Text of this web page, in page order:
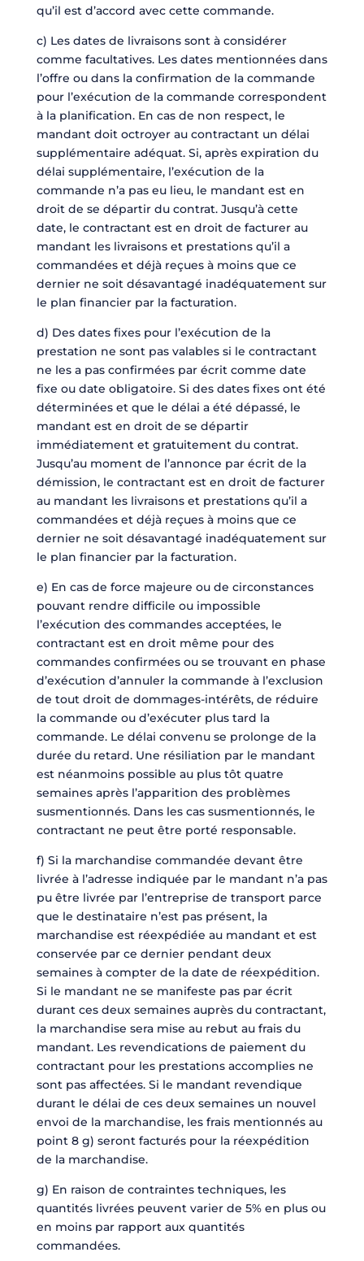
qu’il est d’accord avec cette commande.
c) Les dates de livraisons sont à considérer
comme facultatives. Les dates mentionnées dans
l’offre ou dans la confirmation de la commande
pour l’exécution de la commande correspondent
à la planification. En cas de non respect, le
mandant doit octroyer au contractant un délai
supplémentaire adéquat. Si, après expiration du
délai supplémentaire, l’exécution de la
commande n’a pas eu lieu, le mandant est en
droit de se départir du contrat. Jusqu’à cette
date, le contractant est en droit de facturer au
mandant les livraisons et prestations qu’il a
commandées et déjà reçues à moins que ce
dernier ne soit désavantagé inadéquatement sur
le plan financier par la facturation.
d) Des dates fixes pour l’exécution de la
prestation ne sont pas valables si le contractant
ne les a pas confirmées par écrit comme date
fixe ou date obligatoire. Si des dates fixes ont été
déterminées et que le délai a été dépassé, le
mandant est en droit de se départir
immédiatement et gratuitement du contrat.
Jusqu’au moment de l’annonce par écrit de la
démission, le contractant est en droit de facturer
au mandant les livraisons et prestations qu’il a
commandées et déjà reçues à moins que ce
dernier ne soit désavantagé inadéquatement sur
le plan financier par la facturation.
e) En cas de force majeure ou de circonstances
pouvant rendre difficile ou impossible
l’exécution des commandes acceptées, le
contractant est en droit même pour des
commandes confirmées ou se trouvant en phase
d’exécution d’annuler la commande à l’exclusion
de tout droit de dommages-intérêts, de réduire
la commande ou d’exécuter plus tard la
commande. Le délai convenu se prolonge de la
durée du retard. Une résiliation par le mandant
est néanmoins possible au plus tôt quatre
semaines après l’apparition des problèmes
susmentionnés. Dans les cas susmentionnés, le
contractant ne peut être porté responsable.
f) Si la marchandise commandée devant être
livrée à l’adresse indiquée par le mandant n’a pas
pu être livrée par l’entreprise de transport parce
que le destinataire n’est pas présent, la
marchandise est réexpédiée au mandant et est
conservée par ce dernier pendant deux
semaines à compter de la date de réexpédition.
Si le mandant ne se manifeste pas par écrit
durant ces deux semaines auprès du contractant,
la marchandise sera mise au rebut au frais du
mandant. Les revendications de paiement du
contractant pour les prestations accomplies ne
sont pas affectées. Si le mandant revendique
durant le délai de ces deux semaines un nouvel
envoi de la marchandise, les frais mentionnés au
point 8 g) seront facturés pour la réexpédition
de la marchandise.
g) En raison de contraintes techniques, les
quantités livrées peuvent varier de 5% en plus ou
en moins par rapport aux quantités
commandées.